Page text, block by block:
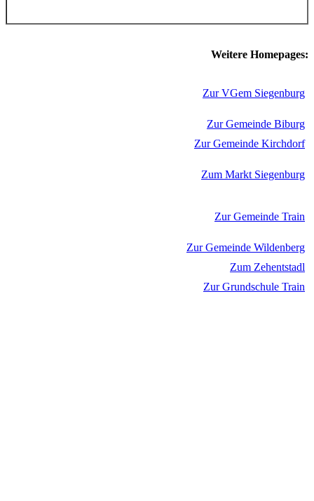
Weitere Homepages:
Zur VGem Siegenburg
Zur Gemeinde Biburg
Zur Gemeinde Kirchdorf
Zum Markt Siegenburg
Zur Gemeinde Train
Zur Gemeinde Wildenberg
Zum Zehentstadl
Zur Grundschule Train